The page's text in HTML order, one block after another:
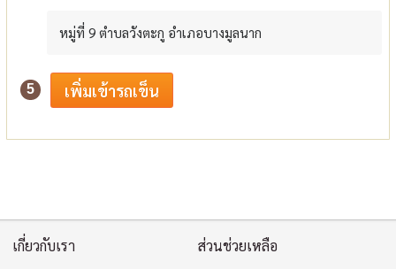
หมู่ที่ 9 ตำบลวังตะกู อำเภอบางมูลนาก
5
เกี่ยวกับเรา ส่วนช่วยเหลือ